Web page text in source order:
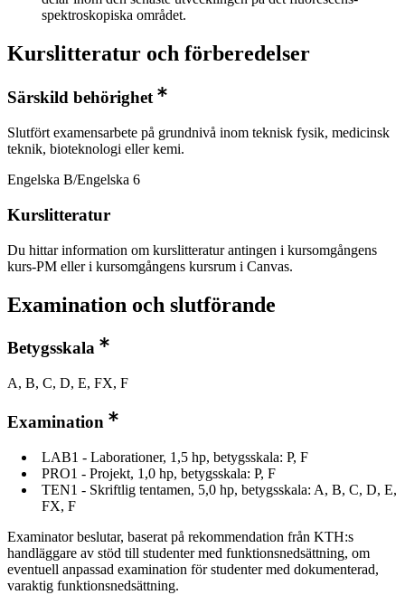
spektroskopiska området.
Kurslitteratur och förberedelser
Särskild behörighet
Slutfört examensarbete på grundnivå inom teknisk fysik, medicinsk
teknik, bioteknologi eller kemi.
Engelska B/Engelska 6
Kurslitteratur
Du hittar information om kurslitteratur antingen i kursomgångens
kurs-PM eller i kursomgångens kursrum i Canvas.
Examination och slutförande
Betygsskala
A, B, C, D, E, FX, F
Examination
LAB1 - Laborationer, 1,5 hp, betygsskala: P, F
PRO1 - Projekt, 1,0 hp, betygsskala: P, F
TEN1 - Skriftlig tentamen, 5,0 hp, betygsskala: A, B, C, D, E,
FX, F
Examinator beslutar, baserat på rekommendation från KTH:s
handläggare av stöd till studenter med funktionsnedsättning, om
eventuell anpassad examination för studenter med dokumenterad,
varaktig funktionsnedsättning.